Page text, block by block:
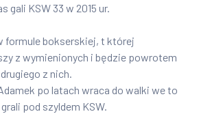
gali KSW 33 w 2015 ur.
formule bokserskiej, t której
z wymienionych i będzie powrotem
z nich.
po latach wraca do walki we to
pod szyldem KSW.